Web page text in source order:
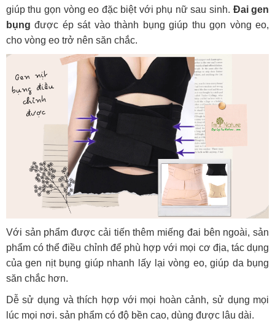
giúp thu gọn vòng eo đặc biệt với phụ nữ sau sinh. Đai gen
bụng được ép sát vào thành bụng giúp thu gọn vòng eo,
cho vòng eo trở nên săn chắc.
Với sản phẩm được cải tiến thêm miếng đai bên ngoài, sản
phẩm có thể điều chỉnh để phù hợp với mọi cơ địa, tác dụng
của gen nịt bụng giúp nhanh lấy lại vòng eo, giúp da bụng
săn chắc hơn.
Dễ sử dụng và thích hợp với mọi hoàn cảnh, sử dụng mọi
lúc mọi nơi. sản phẩm có độ bền cao, dùng được lâu dài.